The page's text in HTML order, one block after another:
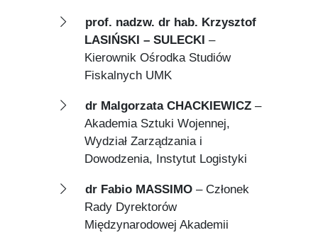
prof. nadzw. dr hab. Krzysztof
LASIŃSKI – SULECKI –
Kierownik Ośrodka Studiów
Fiskalnych UMK
dr Malgorzata CHACKIEWICZ–
Akademia Sztuki Wojennej,
Wydział Zarządzania i
Dowodzenia, Instytut Logistyki
dr Fabio MASSIMO– Członek
Rady Dyrektorów
Międzynarodowej Akademii